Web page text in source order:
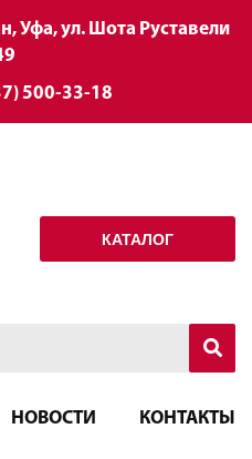
Уфа, ул. Шота Руставели
500-33-18
КАТАЛОГ
НОВОСТИ КОНТАКТЫ